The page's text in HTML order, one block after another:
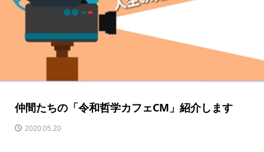
仲間たちの「令和哲学カフェCM」紹介します
2020.05.20